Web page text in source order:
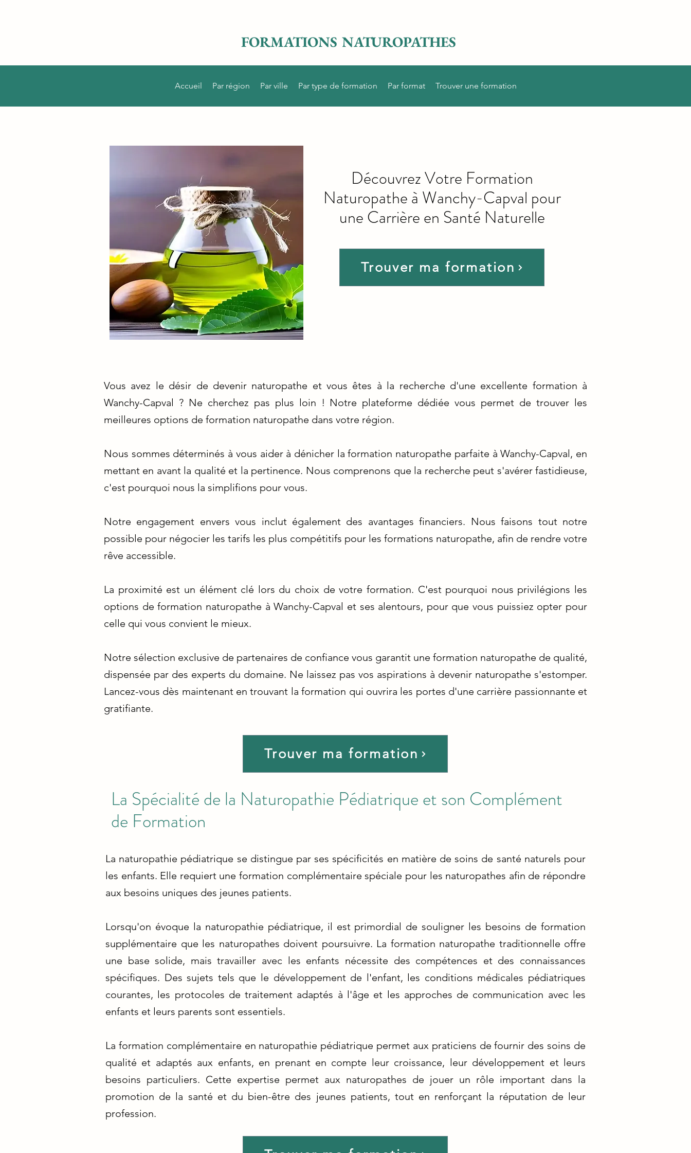
FORMATIONS NATUROPATHES
Accueil Par région Par ville Par type de formation Par format Trouver une formation
Trouver ma formation
Découvrez Votre Formation
Naturopathe à Wanchy-Capval pour
une Carrière en Santé Naturelle
Vous avez le désir de devenir naturopathe et vous êtes à la recherche d'une excellente formation à
Wanchy-Capval ? Ne cherchez pas plus loin ! Notre plateforme dédiée vous permet de trouver les
meilleures options de formation naturopathe dans votre région.
Nous sommes déterminés à vous aider à dénicher la formation naturopathe parfaite à Wanchy-Capval, en
mettant en avant la qualité et la pertinence. Nous comprenons que la recherche peut s'avérer fastidieuse,
c'est pourquoi nous la simplifions pour vous.
Notre engagement envers vous inclut également des avantages financiers. Nous faisons tout notre
possible pour négocier les tarifs les plus compétitifs pour les formations naturopathe, afin de rendre votre
rêve accessible.
La proximité est un élément clé lors du choix de votre formation. C'est pourquoi nous privilégions les
options de formation naturopathe à Wanchy-Capval et ses alentours, pour que vous puissiez opter pour
celle qui vous convient le mieux.
Notre sélection exclusive de partenaires de confiance vous garantit une formation naturopathe de qualité,
dispensée par des experts du domaine. Ne laissez pas vos aspirations à devenir naturopathe s'estomper.
Lancez-vous dès maintenant en trouvant la formation qui ouvrira les portes d'une carrière passionnante et
gratifiante.
Trouver ma formation
La Spécialité de la Naturopathie Pédiatrique et son Complément
de Formation
La naturopathie pédiatrique se distingue par ses spécificités en matière de soins de santé naturels pour
les enfants. Elle requiert une formation complémentaire spéciale pour les naturopathes afin de répondre
aux besoins uniques des jeunes patients.
Lorsqu'on évoque la naturopathie pédiatrique, il est primordial de souligner les besoins de formation
supplémentaire que les naturopathes doivent poursuivre. La formation naturopathe traditionnelle offre
une base solide, mais travailler avec les enfants nécessite des compétences et des connaissances
spécifiques. Des sujets tels que le développement de l'enfant, les conditions médicales pédiatriques
courantes, les protocoles de traitement adaptés à l'âge et les approches de communication avec les
enfants et leurs parents sont essentiels.
La formation complémentaire en naturopathie pédiatrique permet aux praticiens de fournir des soins de
qualité et adaptés aux enfants, en prenant en compte leur croissance, leur développement et leurs
besoins particuliers. Cette expertise permet aux naturopathes de jouer un rôle important dans la
promotion de la santé et du bien-être des jeunes patients, tout en renforçant la réputation de leur
profession.